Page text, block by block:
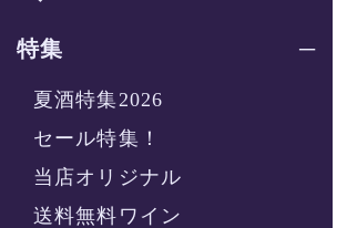
特集
夏酒特集2026
セール特集！
当店オリジナル
送料無料ワイン